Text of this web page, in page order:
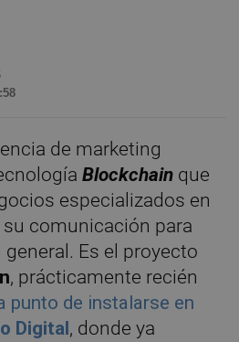
de marketing
Blockchain que
especializados en
comunicación para
general. Es el proyecto
, prácticamente recién
punto de instalarse en
Digital , donde ya